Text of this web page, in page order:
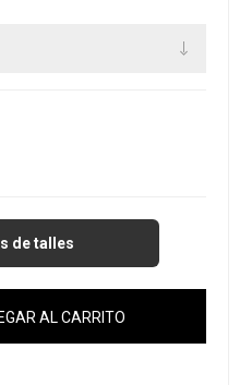
de talles
AL CARRITO